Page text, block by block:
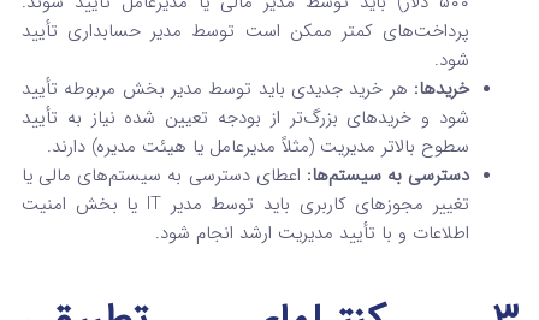
پرداخت‌های کمتر ممکن است توسط مدیر حسابداری تأیید
شود.
خریدها: هر خرید جدیدی باید توسط مدیر بخش مربوطه تأیید
شود و خریدهای بزرگ‌تر از بودجه تعیین‌ شده نیاز به تأیید
سطوح بالاتر مدیریت (مثلاً مدیرعامل یا هیئت مدیره) دارند.
دسترسی به سیستم‌ها: اعطای دسترسی به سیستم‌های مالی یا
تغییر مجوزهای کاربری باید توسط مدیر IT یا بخش امنیت
اطلاعات و با تأیید مدیریت ارشد انجام شود.